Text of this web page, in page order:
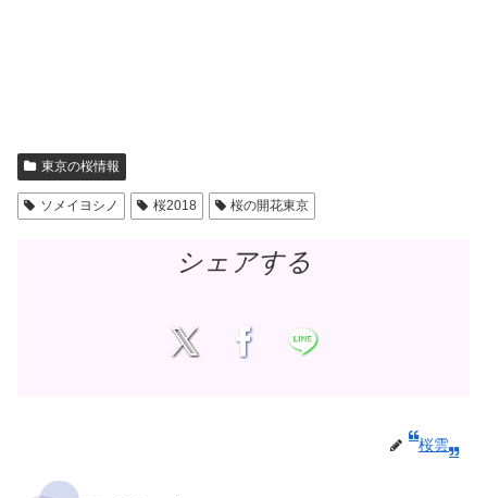
東京の桜情報
ソメイヨシノ 桜2018 桜の開花東京
シェアする
桜雲